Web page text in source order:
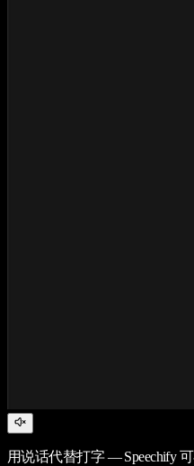
用说话代替打字 — Speechify